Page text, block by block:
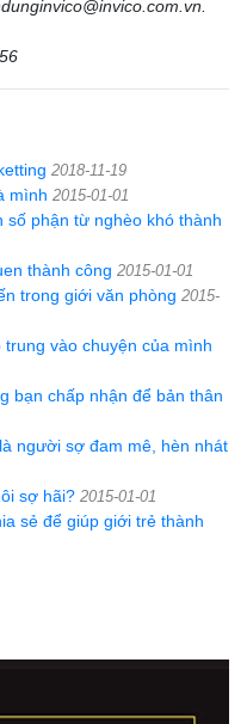
2018-11-19
mình 2015-01-01
số phận từ nghèo khó thành
thành công 2015-01-01
trong giới văn phòng 2015-
vào chuyện của mình
bạn chấp nhận để bản thân
người sợ đam mê, hèn nhát
sợ hãi? 2015-01-01
sẻ để giúp giới trẻ thành